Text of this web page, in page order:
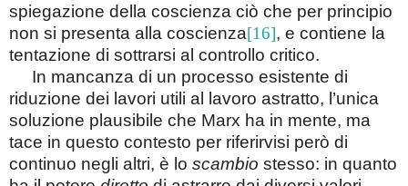
spiegazione della coscienza ciò che per principio
non si presenta alla coscienza[16], e contiene la
tentazione di sottrarsi al controllo critico.
In mancanza di un processo esistente di
riduzione dei lavori utili al lavoro astratto, l’unica
soluzione plausibile che Marx ha in mente, ma
tace in questo contesto per riferirvisi però di
continuo negli altri, è lo scambio stesso: in quanto